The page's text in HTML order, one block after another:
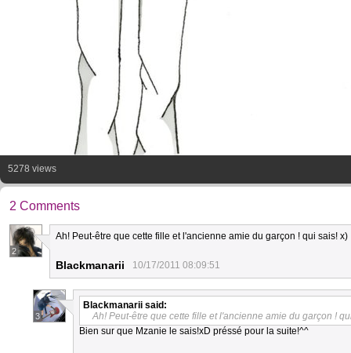
5278 views
2 Comments
2
Ah! Peut-être que cette fille et l'ancienne amie du garçon ! qui sais! x)
Blackmanarii 10/17/2011 08:09:51
3
Blackmanarii said:
Ah! Peut-être que cette fille et l'ancienne amie du garçon !
Bien sur que Mzanie le sais!xD préssé pour la suite!^^